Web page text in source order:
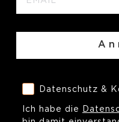
Datenschutz &
Datenschutz &
Ich habe die